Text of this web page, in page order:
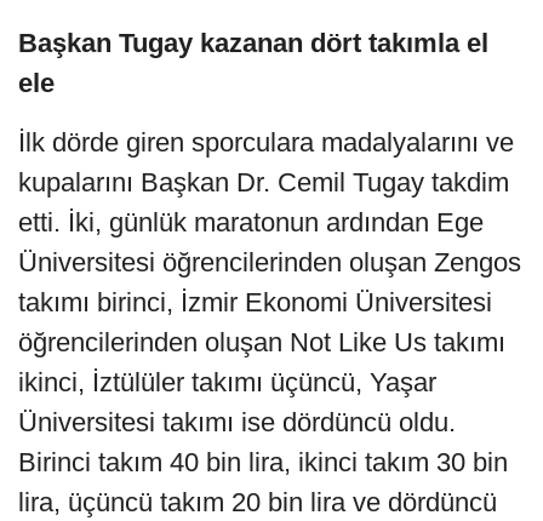
Başkan Tugay kazanan dört takımla el
ele
İlk dörde giren sporculara madalyalarını ve
kupalarını Başkan Dr. Cemil Tugay takdim
etti. İki, günlük maratonun ardından Ege
Üniversitesi öğrencilerinden oluşan Zengos
takımı birinci, İzmir Ekonomi Üniversitesi
öğrencilerinden oluşan Not Like Us takımı
ikinci, İztülüler takımı üçüncü, Yaşar
Üniversitesi takımı ise dördüncü oldu.
Birinci takım 40 bin lira, ikinci takım 30 bin
lira, üçüncü takım 20 bin lira ve dördüncü